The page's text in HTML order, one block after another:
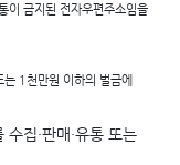
이 금지된 전자우편주소임을
1천만원 이하의 벌금에
집·판매·유통 또는